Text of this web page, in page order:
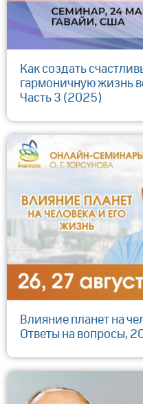
Как создать
гармоничную жизнь
Часть 3 (2025)
Влияние планет на
Ответы на вопросы,